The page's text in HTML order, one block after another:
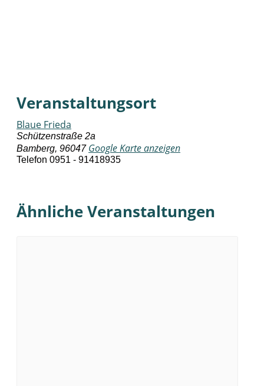
Veranstaltungsort
Blaue Frieda
Schützenstraße 2a
Bamberg, 96047 Google Karte anzeigen
Telefon 0951 - 91418935
Ähnliche Veranstaltungen